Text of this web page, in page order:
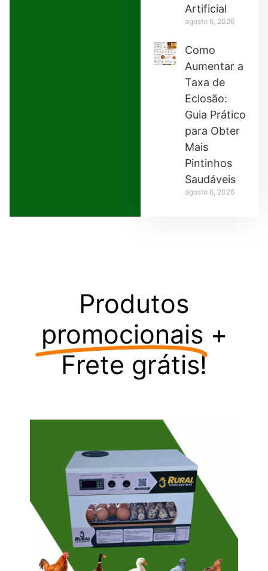
Artificial
agosto 6, 2026
Como
Aumentar a
Taxa de
Eclosão:
Guia Prático
para Obter
Mais
Pintinhos
Saudáveis
agosto 6, 2026
Produtos
promocionais +
Frete grátis!